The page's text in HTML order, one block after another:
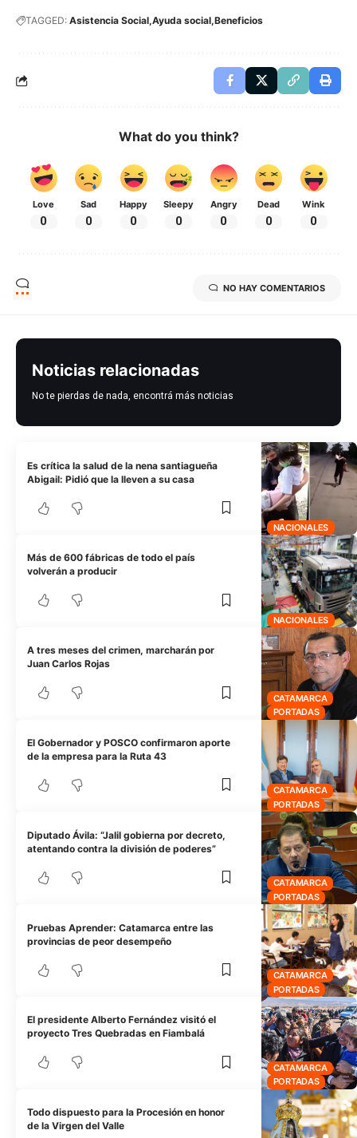
TAGGED: Asistencia Social Ayuda social Beneficios
What do you think?
Love
0
Sad
0
Happy
0
Sleepy
0
Angry
0
Dead
0
Wink
0
NO HAY COMENTARIOS
Noticias relacionadas
No te pierdas de nada, encontrá más noticias
NACIONALES
Es crítica la salud de la nena santiagueña
Abigail: Pidió que la lleven a su casa
NACIONALES
Más de 600 fábricas de todo el país
volverán a producir
CATAMARCA
PORTADAS
A tres meses del crimen, marcharán por
Juan Carlos Rojas
CATAMARCA
PORTADAS
El Gobernador y POSCO confirmaron aporte
de la empresa para la Ruta 43
CATAMARCA
PORTADAS
Diputado Ávila: “Jalil gobierna por decreto,
atentando contra la división de poderes”
CATAMARCA
PORTADAS
Pruebas Aprender: Catamarca entre las
provincias de peor desempeño
CATAMARCA
PORTADAS
El presidente Alberto Fernández visitó el
proyecto Tres Quebradas en Fiambalá
Todo dispuesto para la Procesión en honor
de la Virgen del Valle